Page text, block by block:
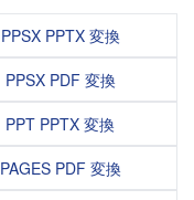
PPSX PPTX 変換
PPSX PDF 変換
PPT PPTX 変換
PAGES PDF 変換